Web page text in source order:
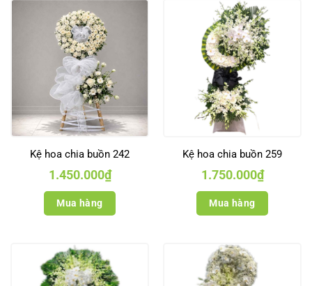
Kệ hoa chia buồn 242
1.450.000₫
Mua hàng
Kệ hoa chia buồn 259
1.750.000₫
Mua hàng